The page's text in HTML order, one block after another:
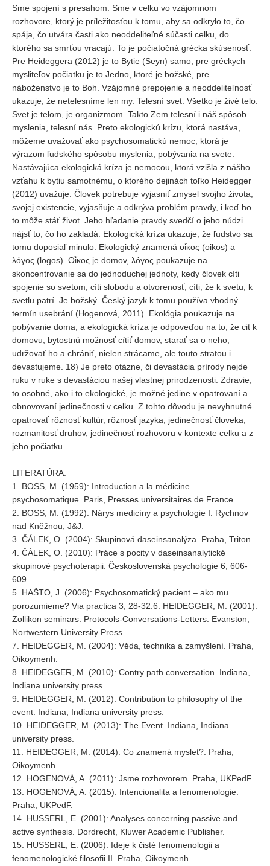
Sme spojení s presahom. Sme v celku vo vzájomnom
rozhovore, ktorý je príležitosťou k tomu, aby sa odkrylo to, čo
spája, čo utvára časti ako neoddeliteľné súčasti celku, do
ktorého sa smrťou vracajú. To je počiatočná grécka skúsenosť.
Pre Heideggera (2012) je to Bytie (Seyn) samo, pre gréckych
mysliteľov počiatku je to Jedno, ktoré je božské, pre
náboženstvo je to Boh. Vzájomné prepojenie a neoddeliteľnosť
ukazuje, že netelesníme len my. Telesní svet. Všetko je živé telo.
Svet je telom, je organizmom. Takto Zem telesní i náš spôsob
myslenia, telesní nás. Preto ekologickú krízu, ktorá nastáva,
môžeme uvažovať ako psychosomatickú nemoc, ktorá je
výrazom ľudského spôsobu myslenia, pobývania na svete.
Nastávajúca ekologická kríza je nemocou, ktorá vzišla z nášho
vzťahu k bytiu samotnému, o ktorého dejinách toľko Heidegger
(2012) uvažuje. Človek potrebuje vyjasniť zmysel svojho života,
svojej existencie, vyjasňuje a odkrýva problém pravdy, i keď ho
to môže stáť život. Jeho hľadanie pravdy svedčí o jeho núdzi
nájsť to, čo ho zakladá. Ekologická kríza ukazuje, že ľudstvo sa
tomu doposiaľ minulo. Ekologický znamená οἶκος (oikos) a
λόγος (logos). Oἶκος je domov, λόγος poukazuje na
skoncentrovanie sa do jednoduchej jednoty, kedy človek cíti
spojenie so svetom, cíti slobodu a otvorenosť, cíti, že k svetu, k
svetlu patrí. Je božský. Český jazyk k tomu používa vhodný
termín usebrání (Hogenová, 2011). Ekológia poukazuje na
pobývanie doma, a ekologická kríza je odpoveďou na to, že cit k
domovu, bytostnú možnosť cítiť domov, starať sa o neho,
udržovať ho a chrániť, nielen strácame, ale touto stratou i
devastujeme. 18) Je preto otázne, či devastácia prírody nejde
ruku v ruke s devastáciou našej vlastnej prirodzenosti. Zdravie,
to osobné, ako i to ekologické, je možné jedine v opatrovaní a
obnovovaní jedinečnosti v celku. Z tohto dôvodu je nevyhnutné
opatrovať rôznosť kultúr, rôznosť jazyka, jedinečnosť človeka,
rozmanitosť druhov, jedinečnosť rozhovoru v kontexte celku a z
jeho počiatku.
LITERATÚRA:
1. BOSS, M. (1959): Introduction a la médicine
psychosomatique. Paris, Presses universitaires de France.
2. BOSS, M. (1992): Nárys medicíny a psychologie I. Rychnov
nad Kněžnou, J&J.
3. ČÁLEK, O. (2004): Skupinová daseinsanalýza. Praha, Triton.
4. ČÁLEK, O. (2010): Práce s pocity v daseinsanalytické
skupinové psychoterapii. Československá psychologie 6, 606-
609.
5. HAŠTO, J. (2006): Psychosomatický pacient – ako mu
porozumieme? Via practica 3, 28-32.6. HEIDEGGER, M. (2001):
Zollikon seminars. Protocols-Conversations-Letters. Evanston,
Nortwestern University Press.
7. HEIDEGGER, M. (2004): Věda, technika a zamyšlení. Praha,
Oikoymenh.
8. HEIDEGGER, M. (2010): Contry path conversation. Indiana,
Indiana university press.
9. HEIDEGGER, M. (2012): Contribution to philosophy of the
event. Indiana, Indiana university press.
10. HEIDEGGER, M. (2013): The Event. Indiana, Indiana
university press.
11. HEIDEGGER, M. (2014): Co znamená myslet?. Praha,
Oikoymenh.
12. HOGENOVÁ, A. (2011): Jsme rozhovorem. Praha, UKPedF.
13. HOGENOVÁ, A. (2015): Intencionalita a fenomenologie.
Praha, UKPedF.
14. HUSSERL, E. (2001): Analyses concerning passive and
active synthesis. Dordrecht, Kluwer Academic Publisher.
15. HUSSERL, E. (2006): Ideje k čisté fenomenologii a
fenomenologické filosofii II. Praha, Oikoymenh.